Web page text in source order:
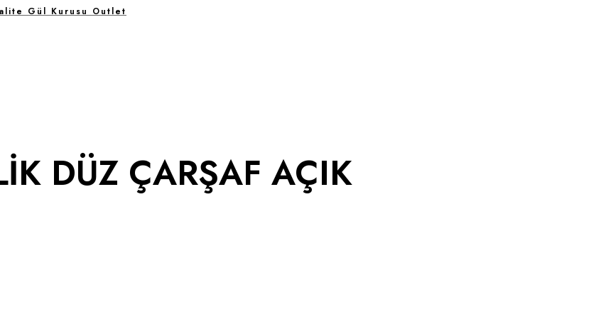
Gül Kurusu Outlet
DÜZ ÇARŞAF AÇIK